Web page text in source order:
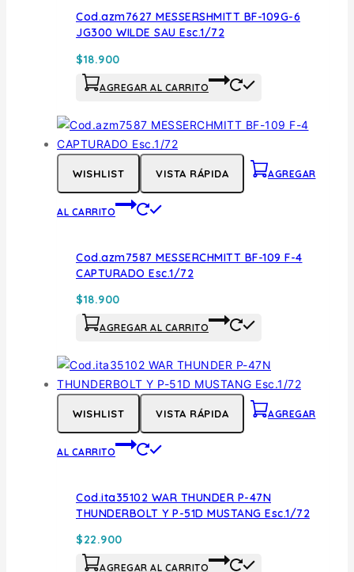
Cod.azm7627 MESSERSHMITT BF-109G-6
JG300 WILDE SAU Esc.1/72
$18.900
AGREGAR AL CARRITO
WISHLIST VISTA RÁPIDA AGREGAR
AL CARRITO
Cod.azm7587 MESSERCHMITT BF-109 F-4
CAPTURADO Esc.1/72
$18.900
AGREGAR AL CARRITO
WISHLIST VISTA RÁPIDA AGREGAR
AL CARRITO
Cod.ita35102 WAR THUNDER P-47N
THUNDERBOLT Y P-51D MUSTANG Esc.1/72
$22.900
AGREGAR AL CARRITO